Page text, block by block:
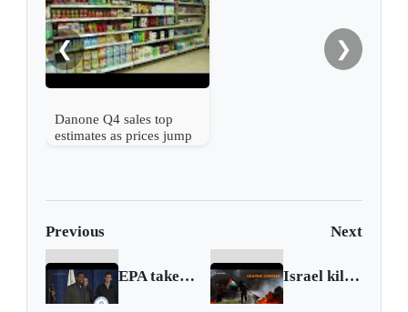
❮
Danone Q4 sales top
estimates as prices jump
❯
Previous Next
EPA takes charge of Ohio train derailment cleanup Israel kills at least 10 Palestinians in West Bank